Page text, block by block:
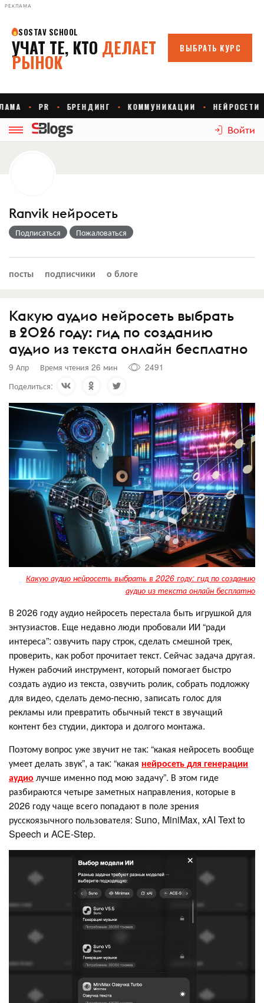
РЕКЛАМА
Войти
Ranvik нейросеть
Подписаться Пожаловаться
посты подписчики о блоге
Какую аудио нейросеть выбрать
в 2026 году: гид по созданию
аудио из текста онлайн бесплатно
9 Апр Время чтения 26 мин
2491
Поделиться:
Какую аудио нейросеть выбрать в 2026 году: гид по созданию
аудио из текста онлайн бесплатно
В 2026 году аудио нейросеть перестала быть игрушкой для
энтузиастов. Еще недавно люди пробовали ИИ “ради
интереса”: озвучить пару строк, сделать смешной трек,
проверить, как робот прочитает текст. Сейчас задача другая.
Нужен рабочий инструмент, который помогает быстро
создать аудио из текста, озвучить ролик, собрать подложку
для видео, сделать демо-песню, записать голос для
рекламы или превратить обычный текст в звучащий
контент без студии, диктора и долгого монтажа.
Поэтому вопрос уже звучит не так: “какая нейросеть вообще
умеет делать звук”, а так: “какая нейросеть для генерации
аудио лучше именно под мою задачу”. В этом гиде
разбираются четыре заметных направления, которые в
2026 году чаще всего попадают в поле зрения
русскоязычного пользователя: Suno, MiniMax, xAI Text to
Speech и ACE-Step.